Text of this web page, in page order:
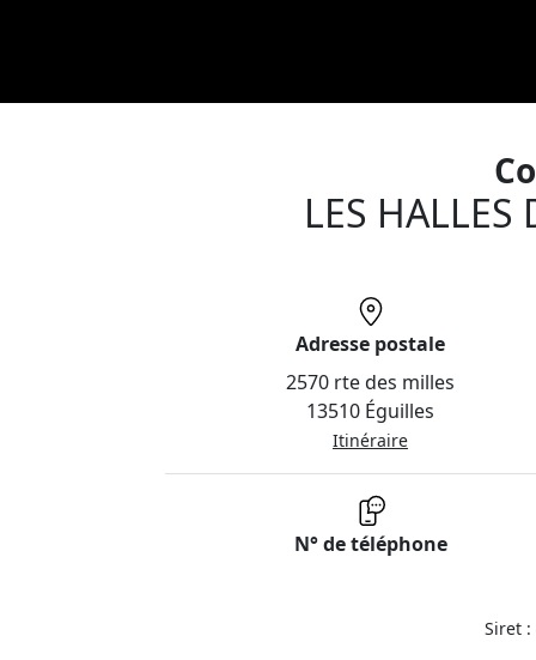
LES HALLES
Adresse postale
2570 rte des milles
13510 Éguilles
Itinéraire
N° de téléphone
Siret :